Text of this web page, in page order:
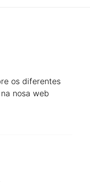
os diferentes
nosa web